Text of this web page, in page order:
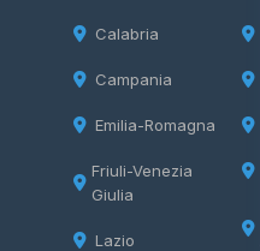
Calabria
Campania
Emilia-Romagna
Friuli-Venezia
Giulia
Lazio